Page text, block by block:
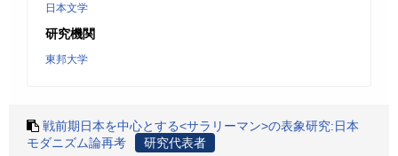
日本文学
研究機関
東邦大学
戦前期日本を中心とする<サラリーマン>の表象研究:日本
モダニズム論再考
研究代表者